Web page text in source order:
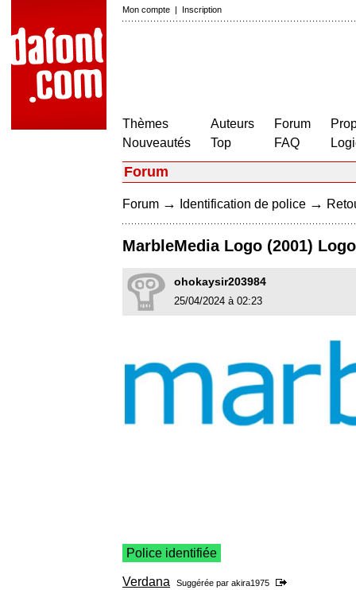
Mon compte | Inscription
Thèmes
Nouveautés
Auteurs
Top
Forum
FAQ
Forum
Forum → Identification de police →
MarbleMedia Logo (2001)
ohokaysir203984
25/04/2024 à 02:23
Police identifiée
Verdana Suggérée par akira1975